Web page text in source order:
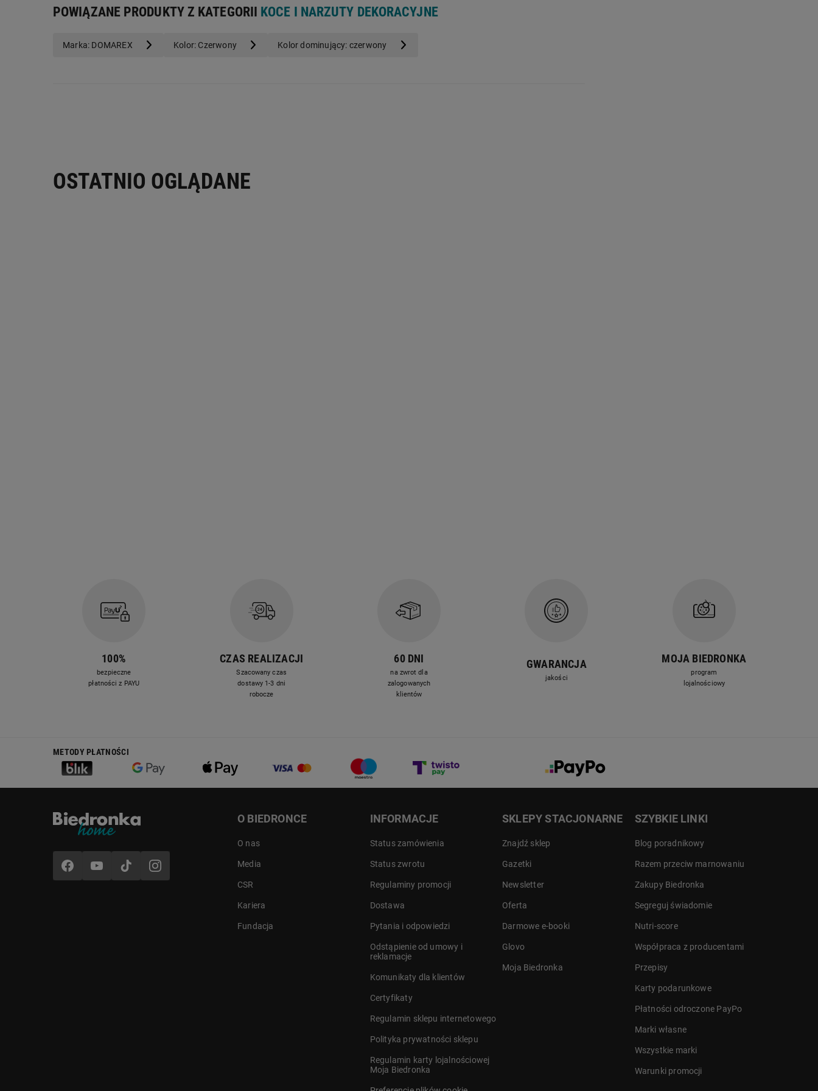
POWIĄZANE PRODUKTY Z KATEGORII KOCE I NARZUTY DEKORACYJNE
Marka: DOMAREX Kolor: Czerwony Kolor dominujący: czerwony
OSTATNIO OGLĄDANE
100%
bezpieczne
płatności z PAYU
CZAS REALIZACJI
Szacowany czas
dostawy 1-3 dni
robocze
60 DNI
na zwrot dla
zalogowanych
klientów
GWARANCJA
jakości
MOJA BIEDRONKA
program
lojalnościowy
METODY PŁATNOŚCI
O BIEDRONCE
O nas
Media
CSR
Kariera
Fundacja
INFORMACJE
Status zamówienia
Status zwrotu
Regulaminy promocji
Dostawa
Pytania i odpowiedzi
Odstąpienie od umowy i
reklamacje
Komunikaty dla klientów
Certyfikaty
Regulamin sklepu internetowego
Polityka prywatności sklepu
Regulamin karty lojalnościowej
Moja Biedronka
SKLEPY STACJONARNE
Znajdź sklep
Gazetki
Newsletter
Oferta
Darmowe e-booki
Glovo
Moja Biedronka
SZYBKIE LINKI
Blog poradnikowy
Razem przeciw marnowaniu
Zakupy Biedronka
Segreguj świadomie
Nutri-score
Współpraca z producentami
Przepisy
Karty podarunkowe
Płatności odroczone PayPo
Marki własne
Wszystkie marki
Warunki promocji